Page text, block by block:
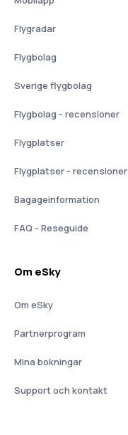
Flygradar
Flygbolag
Sverige flygbolag
Flygbolag - recensioner
Flygplatser
Flygplatser - recensioner
Bagageinformation
FAQ - Reseguide
Om eSky
Om eSky
Partnerprogram
Mina bokningar
Support och kontakt